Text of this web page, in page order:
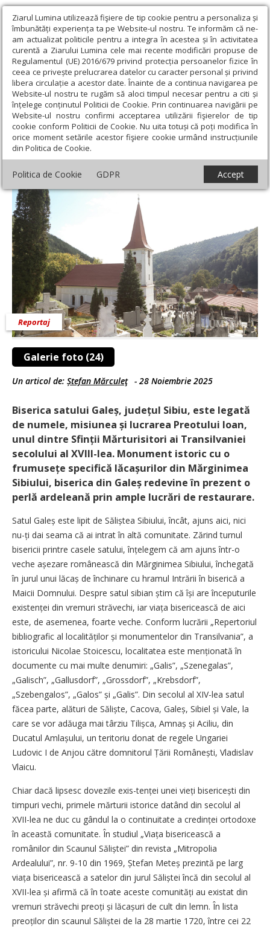
Ziarul Lumina utilizează fişiere de tip cookie pentru a personaliza și
îmbunătăți experiența ta pe Website-ul nostru. Te informăm că ne-
am actualizat politicile pentru a integra în acestea și în activitatea
curentă a Ziarului Lumina cele mai recente modificări propuse de
Regulamentul (UE) 2016/679 privind protecția persoanelor fizice în
ceea ce privește prelucrarea datelor cu caracter personal și privind
libera circulație a acestor date. Înainte de a continua navigarea pe
Website-ul nostru te rugăm să aloci timpul necesar pentru a citi și
înțelege conținutul Politicii de Cookie. Prin continuarea navigării pe
Website-ul nostru confirmi acceptarea utilizării fişierelor de tip
cookie conform Politicii de Cookie. Nu uita totuși că poți modifica în
orice moment setările acestor fişiere cookie urmând instrucțiunile
din Politica de Cookie.
Politica de Cookie GDPR Accept
Ziarul Lumina › Societate › Reportaj › Biserica din Galeș,
ocrotită de un sfânt mărturisitor
Biserica din Galeș, ocrotită de un sfânt
mărturisitor
Galerie foto (24)
Reportaj
Un articol de: Ștefan Mărculeţ - 28 Noiembrie 2025
Biserica satului Galeș, județul Sibiu, este legată
de numele, misiunea și lucrarea Preotului Ioan,
unul dintre Sfinții Mărturisitori ai Transilvaniei
secolului al XVIII-lea. Monument istoric cu o
frumusețe specifică lăcașurilor din Mărginimea
Sibiului, biserica din Galeș redevine în prezent o
perlă ardeleană prin ample lucrări de restaurare.
Satul Galeș este lipit de Săliștea Sibiului, încât, ajuns aici, nici
nu-ți dai seama că ai intrat în altă comunitate. Zărind turnul
bisericii printre casele satului, înțelegem că am ajuns într-o
veche așezare românească din Mărginimea Sibiului, închegată
în jurul unui lăcaș de închinare cu hramul Intrării în biserică a
Maicii Domnului. Despre satul sibian știm că își are începuturile
existenței din vremuri străvechi, iar viața bisericească de aici
este, de asemenea, foarte veche. Conform lucrării „Repertoriul
bibliografic al localităților și monumentelor din Transilvania”, a
istoricului Nicolae Stoicescu, localitatea este menționată în
documente cu mai multe denumiri: „Galis”, „Szenegalas”,
„Galisch”, „Gallusdorf”, „Grossdorf”, „Krebsdorf”,
„Szebengalos”, „Galos” și „Galis”. Din secolul al XIV-lea satul
făcea parte, alături de Săliște, Cacova, Galeș, Sibiel și Vale, la
care se vor adăuga mai târziu Tilișca, Amnaș și Aciliu, din
Ducatul Amlașului, un teritoriu donat de regele Ungariei
Ludovic I de Anjou către domnitorul Țării Românești, Vladislav
Vlaicu.
Chiar dacă lipsesc dovezile exis­-tenței unei vieți bisericești din
timpuri vechi, primele mărturii istorice datând din secolul al
XVII-lea ne duc cu gândul la o continuitate a credinței ortodoxe
în această comunitate. În studiul „Viața bisericească a
românilor din Scaunul Săliștei” din revista „Mitropolia
Ardealului”, nr. 9-10 din 1969, Ște­fan Meteș prezintă pe larg
viața bisericească a satelor din jurul Săliștei încă din secolul al
XVII-lea și afirmă că în toate aceste comu­nități au existat din
vremuri străvechi preoți și lăcașuri de cult din lemn. În lista
preoților din scaunul Săliștei de la 28 martie 1720, între cei 22